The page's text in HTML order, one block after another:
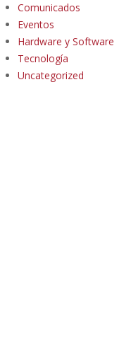
Comunicados
Eventos
Hardware y Software
Tecnología
Uncategorized